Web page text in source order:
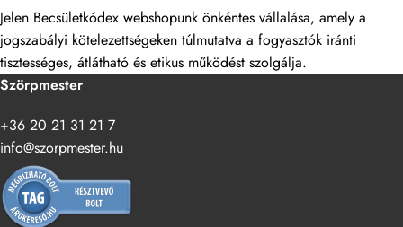
Jelen Becsületkódex webshopunk önkéntes vállalása, amely a
jogszabályi kötelezettségeken túlmutatva a fogyasztók iránti
tisztességes, átlátható és etikus működést szolgálja.
Szörpmester
+36 20 21 31 21 7
info@szorpmester.hu